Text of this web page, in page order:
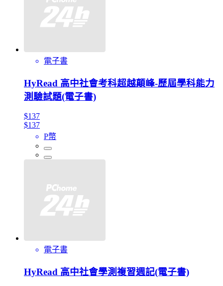
電子書
HyRead 高中社會考科超越顛峰-歷屆學科能力
測驗試題(電子書)
$137
$137
P幣
電子書
HyRead 高中社會學測複習週記(電子書)